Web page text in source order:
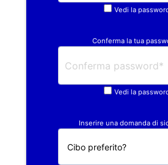
Vedi la
Conferma la tua
Vedi la
Inserire una domanda di